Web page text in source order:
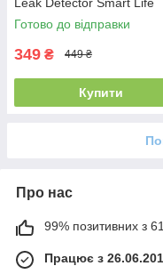
Готово до відправки
349 ₴ 449 ₴
Купити
Про нас
99% позитивних з
Працює з